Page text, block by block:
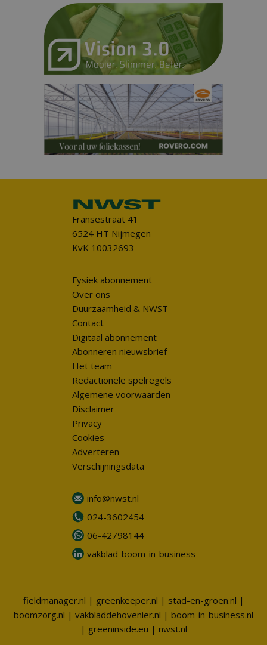
Fransestraat 41
6524 HT Nijmegen
KvK 10032693
Fysiek abonnement
Over ons
Duurzaamheid & NWST
Contact
Digitaal abonnement
Abonneren nieuwsbrief
Het team
Redactionele spelregels
Algemene voorwaarden
Disclaimer
Privacy
Cookies
Adverteren
Verschijningsdata
info@nwst.nl
024-3602454
06-42798144
vakblad-boom-in-business
fieldmanager.nl | greenkeeper.nl | stad-en-groen.nl |
boomzorg.nl | vakbladdehovenier.nl | boom-in-business.nl
| greeninside.eu | nwst.nl